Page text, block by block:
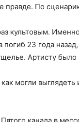
правде. По
культовым.
23 года
Артисту было
могли